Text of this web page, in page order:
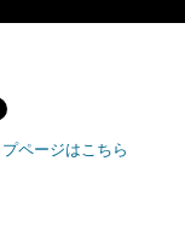
ページはこちら